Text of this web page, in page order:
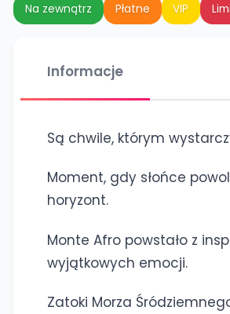
Na zewnątrz Płatne VIP
Informacje
Są chwile, którym
Moment, gdy słońce
horyzont.
Monte Afro powstało z
wyjątkowych emocji.
Zatoki Morza